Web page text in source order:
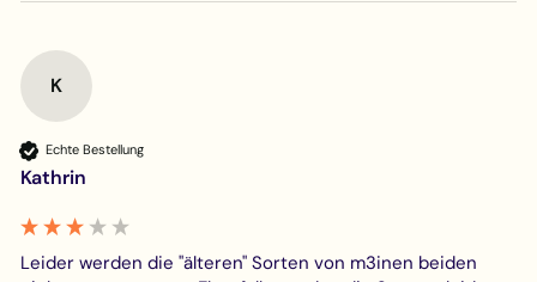
K
Echte Bestellung
Kathrin
Leider werden die "älteren" Sorten von m3inen beiden